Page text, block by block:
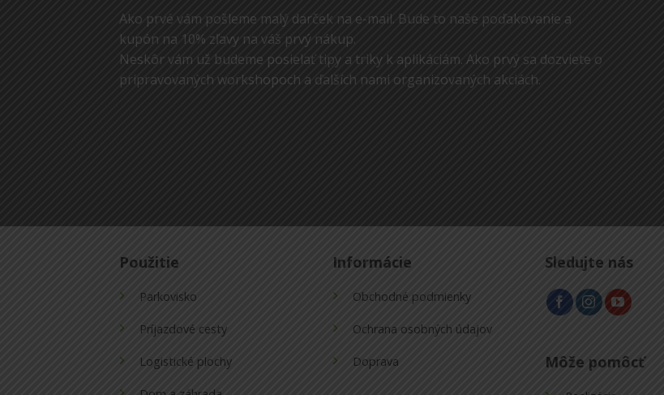
Ako prvé vám pošleme malý darček na e-mail. Bude to naše poďakovanie a
kupón na 10% zľavy na váš prvý nákup.
Neskôr vám už budeme posielať tipy a triky k aplikáciám. Ako prvý sa dozviete o
pripravovaných workshopoch a ďalších nami organizovaných akciách.
Použitie
Parkovisko
Príjazdové cesty
Logistické plochy
Informácie
Obchodné podmienky
Ochrana osobných údajov
Doprava
Sledujte nás
Môže pomôcť